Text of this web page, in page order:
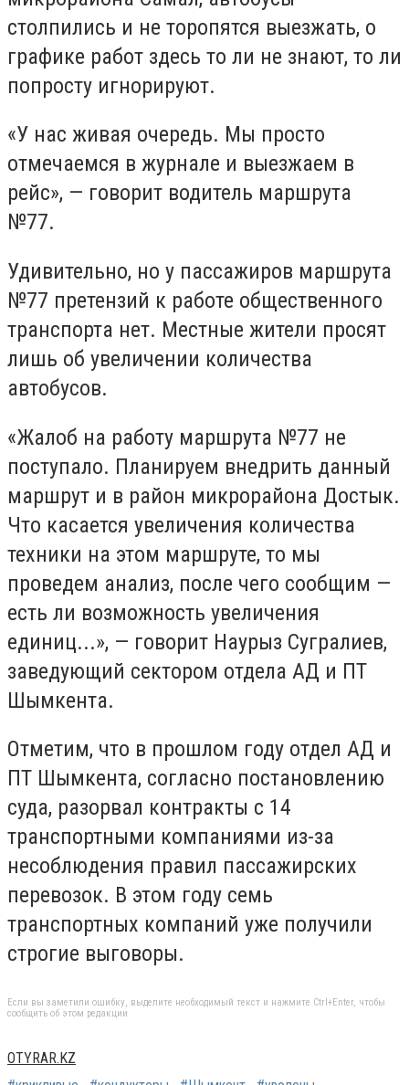
столпились и не торопятся выезжать, о
графике работ здесь то ли не знают, то ли
попросту игнорируют.
«У нас живая очередь. Мы просто
отмечаемся в журнале и выезжаем в
рейс», — говорит водитель маршрута
№77.
Удивительно, но у пассажиров маршрута
№77 претензий к работе общественного
транспорта нет. Местные жители просят
лишь об увеличении количества
автобусов.
«Жалоб на работу маршрута №77 не
поступало. Планируем внедрить данный
маршрут и в район микрорайона Достык.
Что касается увеличения количества
техники на этом маршруте, то мы
проведем анализ, после чего сообщим —
есть ли возможность увеличения
единиц...», — говорит Наурыз Сугралиев,
заведующий сектором отдела АД и ПТ
Шымкента.
Отметим, что в прошлом году отдел АД и
ПТ Шымкента, согласно постановлению
суда, разорвал контракты с 14
транспортными компаниями из-за
несоблюдения правил пассажирских
перевозок. В этом году семь
транспортных компаний уже получили
строгие выговоры.
Если вы заметили ошибку, выделите необходимый текст и нажмите Ctrl+Enter, чтобы
сообщить об этом редакции
OTYRAR.KZ